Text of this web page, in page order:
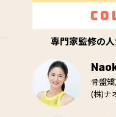
専門家監修の
骨盤
(株)ナ